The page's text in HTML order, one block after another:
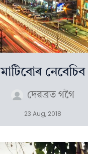
মাটিবোৰ নেবেচিব
দেৱব্ৰত গগৈ
23 Aug, 2018